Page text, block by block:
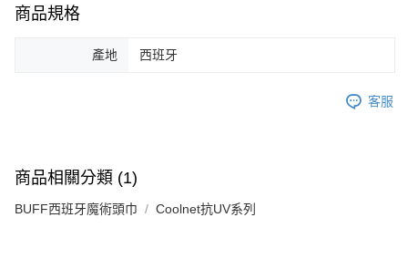
商品規格
產地 西班牙
客服
商品相關分類 (1)
BUFF西班牙魔術頭巾 Coolnet抗UV系列